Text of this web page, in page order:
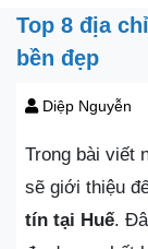
Top 8 địa
bền đẹp
Diệp Nguyễn
Trong bài viết
sẽ giới thiệu
tín tại Huế.